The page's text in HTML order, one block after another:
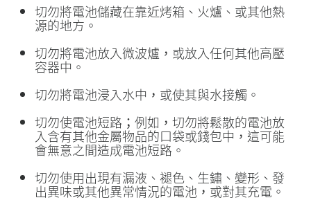
切勿將電池儲藏在靠近烤箱、火爐、或其他熱
源的地方。
切勿將電池放入微波爐，或放入任何其他高壓
容器中。
切勿將電池浸入水中，或使其與水接觸。
切勿使電池短路；例如，切勿將鬆散的電池放
入含有其他金屬物品的口袋或錢包中，這可能
會無意之間造成電池短路。
切勿使用出現有漏液、褪色、生鏽、變形、發
出異味或其他異常情況的電池，或對其充電。